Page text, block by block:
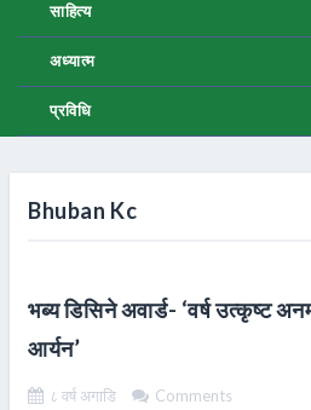
साहित्य
अध्यात्म
प्रविधि
Bhuban Kc
भब्य डिसिने अवार्ड- ‘वर्ष उत्कृष्ट
आर्यन’
८ वर्ष अगाडि Comments